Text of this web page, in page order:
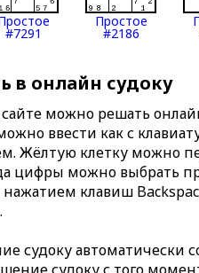
#7291
Простое
#2186
в онлайн судоку
сайте можно решать
ввести как с
Жёлтую клетку можно
цифры можно выбрать
клавиш
судоку автоматически